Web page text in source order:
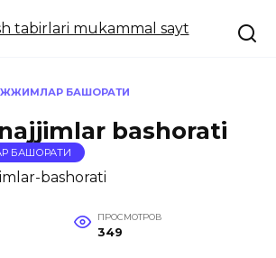
БАШОРАТИ
bashorati
БАШОРАТИ
ПРОСМОТРОВ
349